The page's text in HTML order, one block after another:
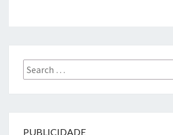
Search
for:
PUBLICIDADE